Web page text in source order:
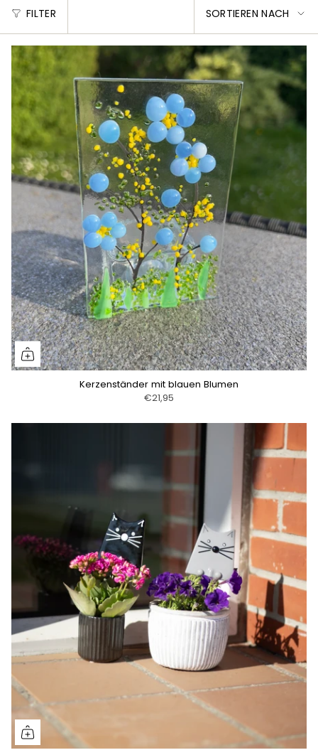
FILTER
SORTIEREN
NACH
SORTIEREN NACH
Kerzenständer mit blauen Blumen
€21,95